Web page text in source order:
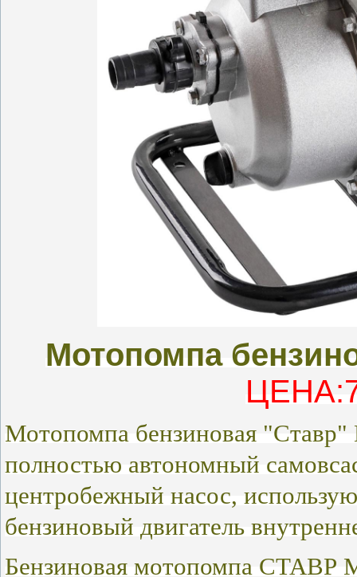
Мотопомпа
Мотопомпа бензиновая
полностью автономный
центробежный насос,
бензиновый двигатель
Бензиновая мотопомпа СТАВР